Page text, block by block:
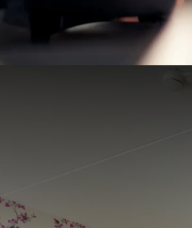
per kamer en o.b.v.
op aanvraag.
in combinatie met andere
gemaakte reserveringen niet